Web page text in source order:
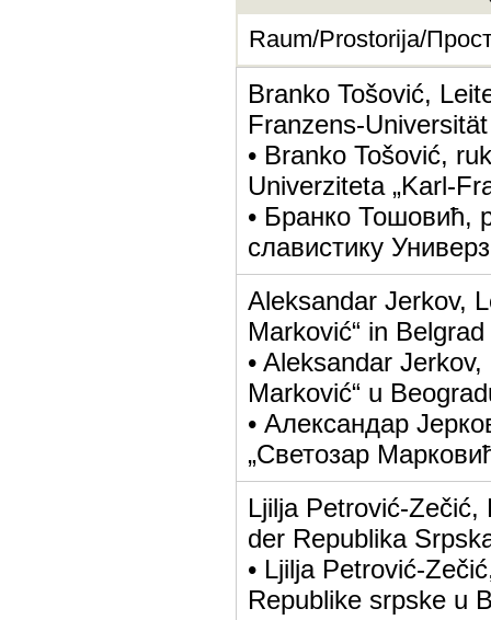
Raum/Prostorija/
Branko Tošović,
Franzens-
• Branko Tošović,
Univerziteta „Karl-
• Бранко Тошовић,
славистику
Aleksandar Jerkov,
Marković“ in Belgrad
• Aleksandar
Marković“ u
• Александар
„Светозар
Ljilja Petrović-Zečić,
der Republika
• Ljilja Petrović-
Republike srpske u